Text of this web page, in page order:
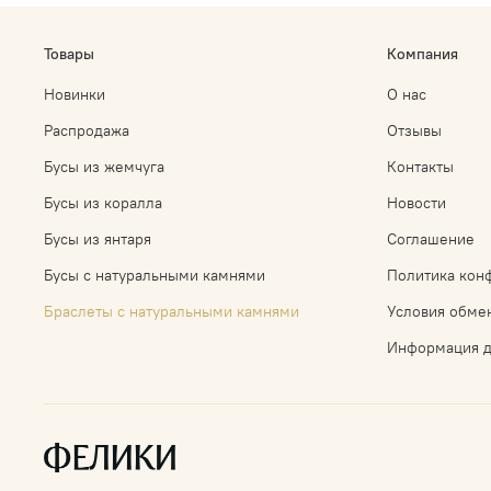
Товары
Новинки
Распродажа
Бусы из жемчуга
Бусы из коралла
Бусы из янтаря
Бусы с натуральными камнями
Браслеты с натуральными камнями
Компания
О нас
Отзывы
Контакты
Новости
Соглашение
Политика
Условия
Информация